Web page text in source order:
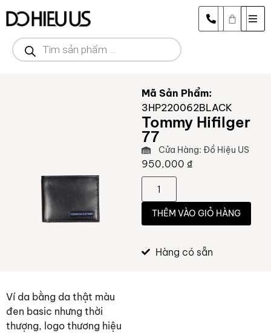
Mã Sản Phẩm:
3HP220062BLACK
Tommy Hifilger
77
Cửa Hàng: Đồ Hiệu US
950,000 ₫
THÊM VÀO GIỎ HÀNG
Hàng có sẵn
Ví da bằng da thật màu
đen basic nhưng thời
thượng, logo thương hiệu